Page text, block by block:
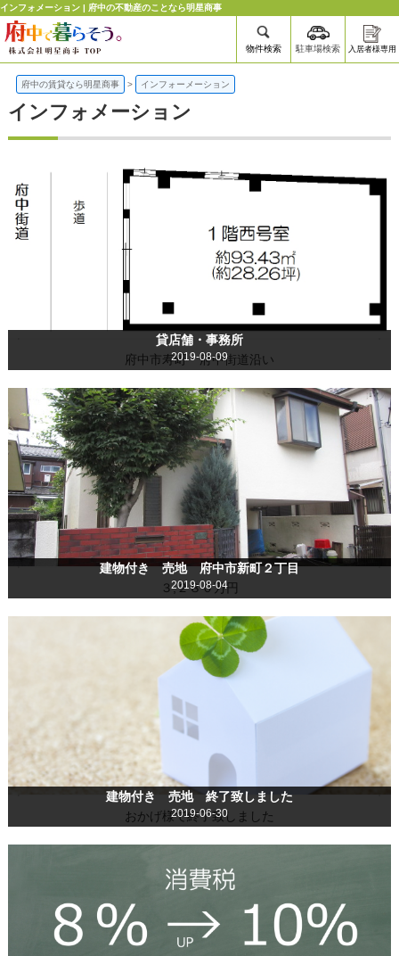
インフォメーション | 府中の不動産のことなら明星商事
物件検索 駐車場検索 入居者様専用
府中の賃貸なら明星商事 > インフォーメーション
インフォメーション
貸店舗・事務所
2019-08-09
府中市寿町 府中街道沿い
建物付き 売地 府中市新町２丁目
2019-08-04
３,２８０万円
建物付き 売地 終了致しました
2019-06-30
おかげ様で終了致しました